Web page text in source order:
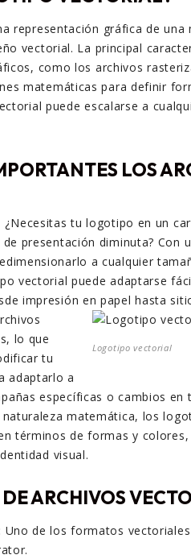
representación gráfica de una
vectorial. La principal
como los archivos
matemáticas para definir
puede escalarse a
LOS
¿Necesitas tu logotipo en un
presentación diminuta? Con
a cualquier
vectorial puede adaptarse
impresión en papel hasta
Logotipo vectorial
lo que
tu
adaptarlo a
específicas o cambios en
naturaleza matemática, los
términos de formas y
visual.
ARCHIVOS
: Uno de los formatos